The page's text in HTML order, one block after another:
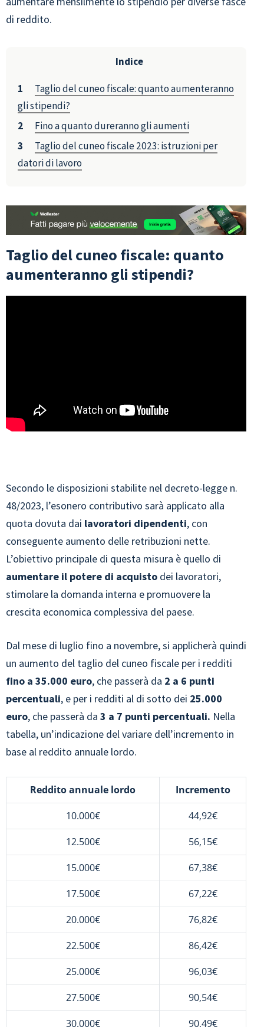
di reddito.
Indice
Taglio del cuneo fiscale: quanto aumenteranno
gli stipendi?
Fino a quanto dureranno gli aumenti
Taglio del cuneo fiscale 2023: istruzioni per
datori di lavoro
Taglio del cuneo fiscale: quanto
aumenteranno gli stipendi?
Secondo le disposizioni stabilite nel decreto-legge n.
48/2023, l’esonero contributivo sarà applicato alla
quota dovuta dai lavoratori dipendenti, con
conseguente aumento delle retribuzioni nette.
L’obiettivo principale di questa misura è quello di
aumentare il potere di acquisto dei lavoratori,
stimolare la domanda interna e promuovere la
crescita economica complessiva del paese.
Dal mese di luglio fino a novembre, si applicherà quindi
un aumento del taglio del cuneo fiscale per i redditi
fino a 35.000 euro, che passerà da 2 a 6 punti
percentuali, e per i redditi al di sotto dei 25.000
euro, che passerà da 3 a 7 punti percentuali. Nella
tabella, un’indicazione del variare dell’incremento in
base al reddito annuale lordo.
Reddito annuale lordo
Incremento
10.000€
44,92€
12.500€
56,15€
15.000€
67,38€
17.500€
67,22€
20.000€
76,82€
22.500€
86,42€
25.000€
96,03€
27.500€
90,54€
30.000€
90,49€